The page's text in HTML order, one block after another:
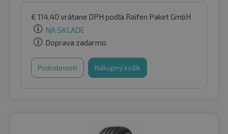
€ 114.40 vrátane DPH podľa Raifen Paket GmbH
NA SKLADE
Doprava zadarmo
Podrobnosti Nákupný košík